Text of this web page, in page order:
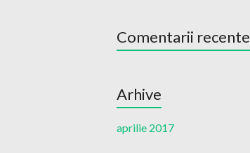
Comentarii recente
Arhive
aprilie 2017